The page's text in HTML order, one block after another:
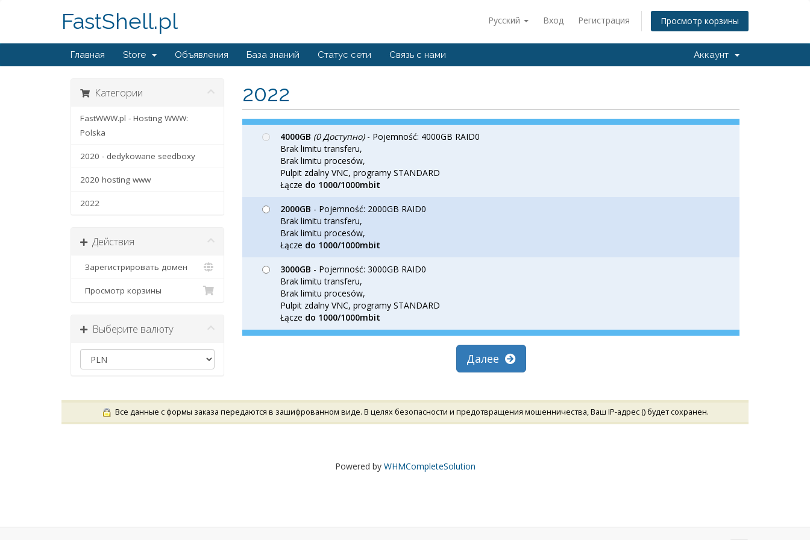
Русский Вход Регистрация Просмотр корзины
FastShell.pl
Главная Store Объявления База знаний Статус сети Связь с нами Аккаунт
2022
Категории
FastWWW.pl - Hosting WWW:
Polska
2020 - dedykowane seedboxy
2020 hosting www
2022
Действия
Зарегистрировать домен
Просмотр корзины
Выберите валюту
4000GB (0 Доступно)- Pojemność: 4000GB RAID0
Brak limitu transferu,
Brak limitu procesów,
Pulpit zdalny VNC, programy STANDARD
Łącze do 1000/1000mbit
2000GB - Pojemność: 2000GB RAID0
Brak limitu transferu,
Brak limitu procesów,
Łącze do 1000/1000mbit
3000GB - Pojemność: 3000GB RAID0
Brak limitu transferu,
Brak limitu procesów,
Pulpit zdalny VNC, programy STANDARD
Łącze do 1000/1000mbit
Далее
Все данные с формы заказа передаются в зашифрованном виде. В целях безопасности и предотвращения мошенничества, Ваш IP-адрес () будет сохранен.
Powered by WHMCompleteSolution